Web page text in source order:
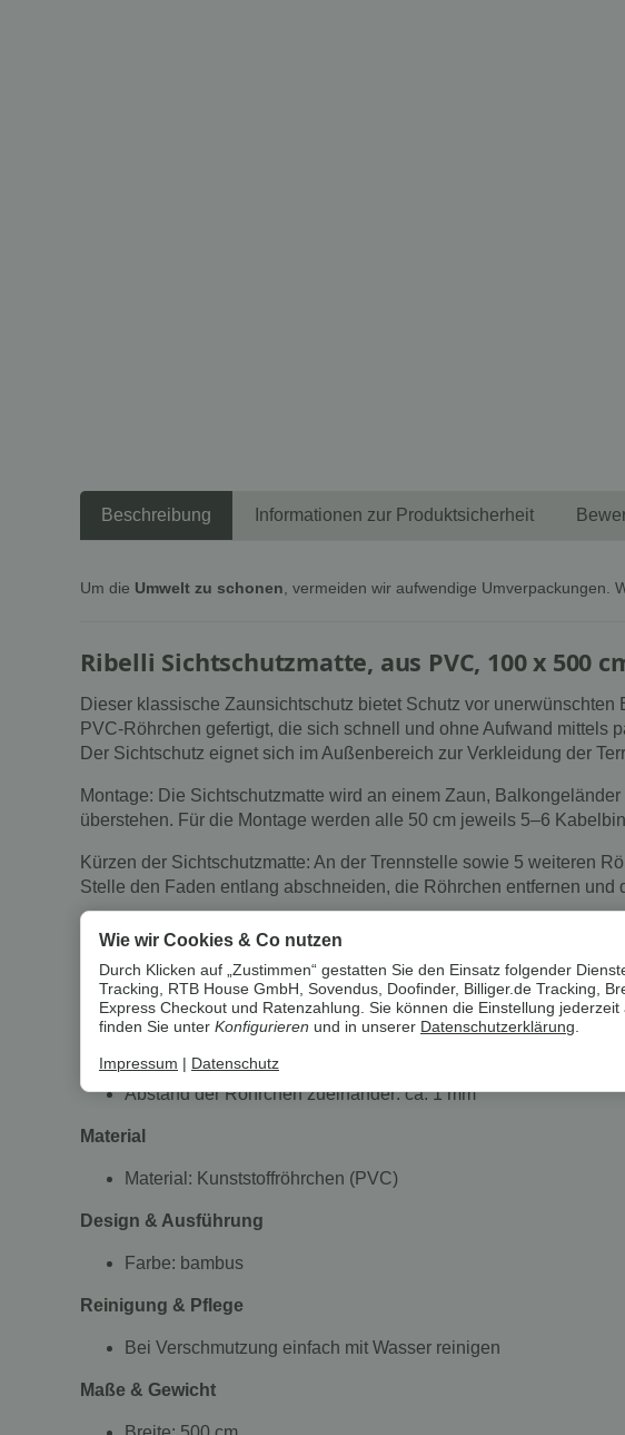
Beschreibung Informationen zur Produktsicherheit
Um die Umwelt zu schonen , vermeiden wir aufwendige
Ribelli Sichtschutzmatte, aus PVC, 100 x 500
Dieser klassische Zaunsichtschutz bietet Schutz vor
PVC-Röhrchen gefertigt, die sich schnell und ohne Aufwand mittels
Der Sichtschutz eignet sich im Außenbereich zur Verkleidung der
Montage: Die Sichtschutzmatte wird an einem Zaun,
überstehen. Für die Montage werden alle 50 cm jeweils 5–6
Kürzen der Sichtschutzmatte: An der Trennstelle sowie 5 weiteren
Stelle den Faden entlang abschneiden, die Röhrchen entfernen und
Eigenschaften
Zaunsichtschutz für Garten oder Balkon
Schutz vor Sonne, Wind und unerwünschten Einblicken von
Wetterbeständig, für alle Jahreszeiten und mehrjährige
Vielfältig einsetzbar: Verkleidung von Terrasse, Balkon oder
Abstand der Röhrchen zueinander: ca. 1 mm
Material
Material: Kunststoffröhrchen (PVC)
Design & Ausführung
Farbe: bambus
Reinigung & Pflege
Bei Verschmutzung einfach mit Wasser reinigen
Maße & Gewicht
Wie wir Cookies & Co nutzen
Durch Klicken auf „Zustimmen“ gestatten Sie den Einsatz folgender
Tracking, RTB House GmbH, Sovendus, Doofinder, Billiger.de Tracking,
Express Checkout und Ratenzahlung. Sie können die Einstellung
finden Sie unter Konfigurieren und in unserer Datenschutzerklärung
Impressum | Datenschutz